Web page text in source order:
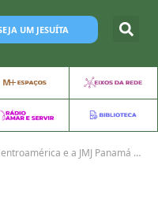
UM JESUÍTA
e a JMJ Panamá 2019